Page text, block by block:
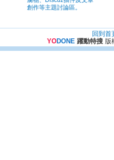
創作等主題討論區。
回到首
YODONE 躍動特搜版